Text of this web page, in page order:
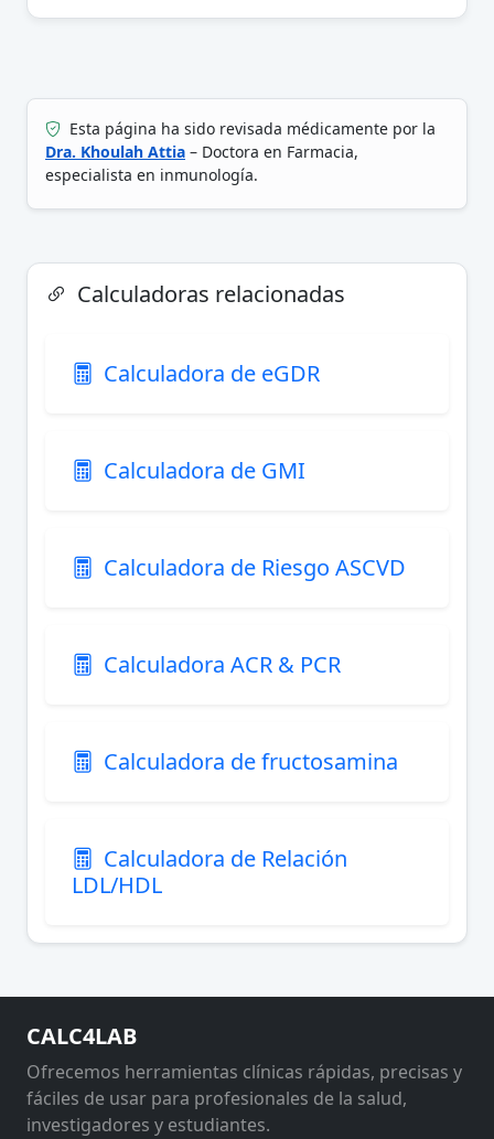
Esta página ha sido revisada médicamente por la
Dra. Khoulah Attia – Doctora en Farmacia,
especialista en inmunología.
Calculadoras relacionadas
Calculadora de eGDR
Calculadora de GMI
Calculadora de Riesgo ASCVD
Calculadora ACR & PCR
Calculadora de fructosamina
Calculadora de Relación
LDL/HDL
CALC4LAB
Ofrecemos herramientas clínicas rápidas, precisas y
fáciles de usar para profesionales de la salud,
investigadores y estudiantes.